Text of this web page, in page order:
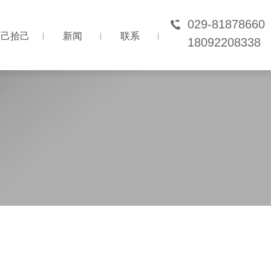
029-81878660
18092208338
己拾己 新闻 联系